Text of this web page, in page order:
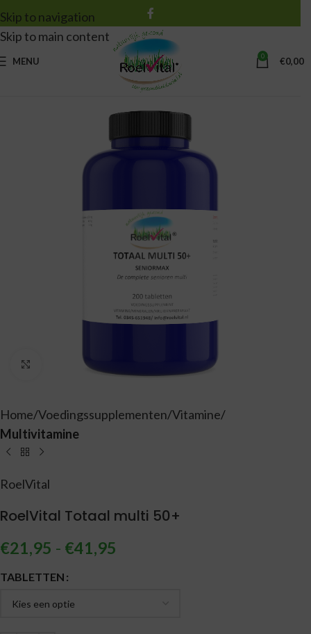
Skip to navigation
Skip to main content
MENU 0 €0,00
Vergroten
Home Voedingssupplementen Vitamine
Multivitamine
RoelVital
RoelVital Totaal multi 50+
€21,95 - €41,95
TABLETTEN
Alternative: